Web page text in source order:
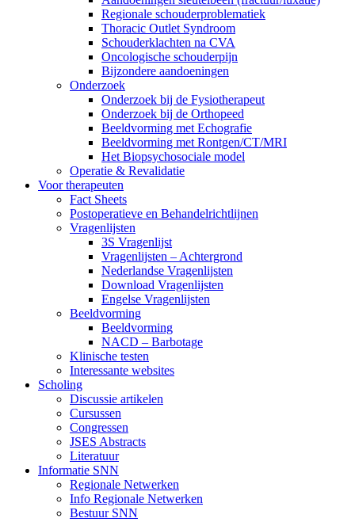
Regionale schouderproblematiek
Thoracic Outlet Syndroom
Schouderklachten na CVA
Oncologische schouderpijn
Bijzondere aandoeningen
Onderzoek
Onderzoek bij de Fysiotherapeut
Onderzoek bij de Orthopeed
Beeldvorming met Echografie
Beeldvorming met Rontgen/CT/MRI
Het Biopsychosociale model
Operatie & Revalidatie
Voor therapeuten
Fact Sheets
Postoperatieve en Behandelrichtlijnen
Vragenlijsten
3S Vragenlijst
Vragenlijsten – Achtergrond
Nederlandse Vragenlijsten
Download Vragenlijsten
Engelse Vragenlijsten
Beeldvorming
Beeldvorming
NACD – Barbotage
Klinische testen
Interessante websites
Scholing
Discussie artikelen
Cursussen
Congressen
JSES Abstracts
Literatuur
Informatie SNN
Regionale Netwerken
Info Regionale Netwerken
Bestuur SNN